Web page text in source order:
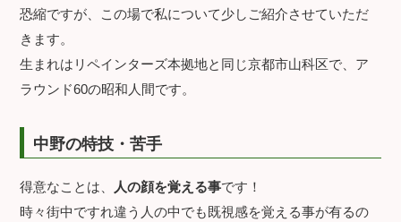
恐縮ですが、この場で私について少しご紹介させていただ
きます。
生まれはリペインターズ本拠地と同じ京都市山科区で、ア
ラウンド60の昭和人間です。
中野の特技・苦手
得意なことは、 人の顔を覚える事です！
時々街中ですれ違う人の中でも既視感を覚える事が有るの